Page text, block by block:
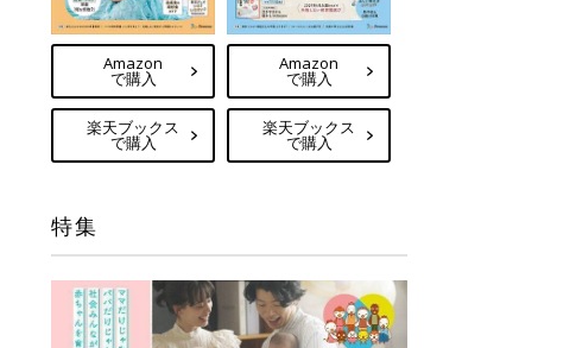
Amazon
で購入
楽天ブックス
で購入
Amazon
で購入
楽天ブックス
で購入
特集